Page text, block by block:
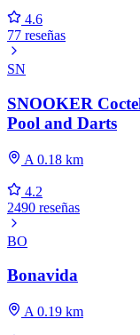
4.6
77 reseñas
SN
SNOOKER
Pool and Darts
A 0.18 km
4.2
2490 reseñas
BO
Bonavida
A 0.19 km